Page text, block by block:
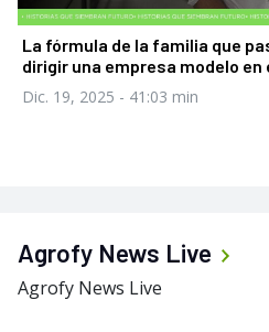
La fórmula de la familia que
dirigir una empresa modelo en
Dic. 19, 2025 - 41:03 min
Agrofy News Live
Agrofy News Live